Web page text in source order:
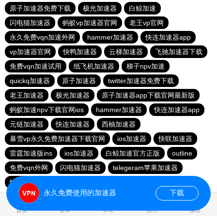
原子加速器免费下载
极光加速器
白鲸加速
闪电猫加速器
蚂蚁vp加速器官网
老王vp官网
永久免费vqn加速外网
hammer加速器
快连加速器app
vp加速器官网
快鸭加速器 云梯加速器
飞驰加速器下载
免费vqn加速试用
纸飞机加速器
梯子npv加速
quickq加速器
原子加速器
twitter加速器免费下载
老王加速器
极光加速器
原子加速器app下载官网最新版
蚂蚁加速npv下载官网ios
hammer加速器
快连加速器app
元链加速器
快连加速器
西柚加速器
暴雪vp永久免费加速器下载官网
ios加速器
快联加速器
雷霆加速版ins
ios加速器 白鲸加速官方正版
outline
免费vqn外网
闪电猫加速器
telegeram苹果加速器
快连lets加速器
首页 安卓 苹果 排行 推荐
永久免费使用的加速器 下载
0.071949s